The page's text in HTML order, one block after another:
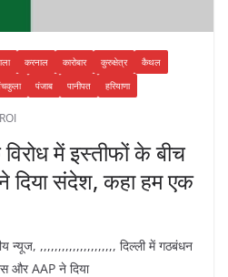
करनाल कारोबार कुरुक्षेत्र
कैथल
पंजाब पानीपत हरियाणा
में इस्तीफों के बीच
संदेश, कहा हम एक
न्यूज, ,,,,,,,,,,,,,,,,,,,,, दिल्ली में गठबंधन
और AAP ने दिया